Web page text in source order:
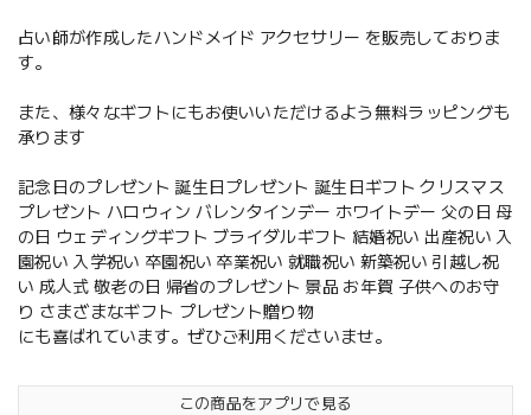
占い師が作成したハンドメイド アクセサリー を販売しておりま
す。
また、様々なギフトにもお使いいただけるよう無料ラッピングも
承ります
記念日のプレゼント 誕生日プレゼント 誕生日ギフト クリスマス
プレゼント ハロウィン バレンタインデー ホワイトデー 父の日 母
の日 ウェディングギフト ブライダルギフト 結婚祝い 出産祝い 入
園祝い 入学祝い 卒園祝い 卒業祝い 就職祝い 新築祝い 引越し祝
い 成人式 敬老の日 帰省のプレゼント 景品 お年賀 子供へのお守
り さまざまなギフト プレゼント贈り物
にも喜ばれています。ぜひご利用くださいませ。
この商品をアプリで見る